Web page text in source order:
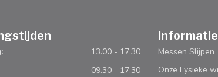
13.00 - 17.30
09.30 - 17.30
Informatie
Messen Slijpen
Onze Fysieke